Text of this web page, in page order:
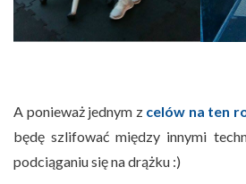
A ponieważ jednym z celów na ten
będę szlifować między innymi
podciąganiu się na drążku :)